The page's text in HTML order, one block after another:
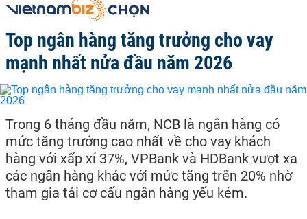
Top ngân hàng tăng trưởng cho vay
mạnh nhất nửa đầu năm 2026
Trong 6 tháng đầu năm, NCB là ngân hàng có
mức tăng trưởng cao nhất về cho vay khách
hàng với xấp xỉ 37%, VPBank và HDBank vượt xa
các ngân hàng khác với mức tăng trên 20% nhờ
tham gia tái cơ cấu ngân hàng yếu kém.